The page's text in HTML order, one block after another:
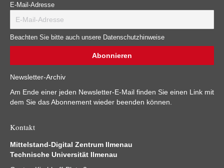
E-Mail-Adresse
Beachten Sie bitte auch unsere Datenschutzhinweise
Newsletter-Archiv
Am Ende einer jeden Newsletter-E-Mail finden Sie einen Link mit
dem Sie das Abonnement wieder beenden können.
Kontakt
Mittelstand-Digital Zentrum Ilmenau
Technische Universität Ilmenau